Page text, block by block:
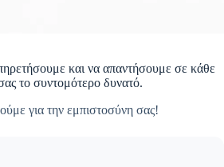
και να απαντήσουμε σε κάθε
το συντομότερο δυνατό.
για την εμπιστοσύνη σας!